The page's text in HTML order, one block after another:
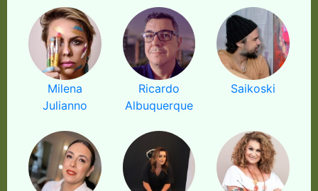
Milena
Julianno
Ricardo
Albuquerque
Saikoski